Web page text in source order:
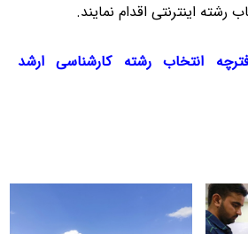
رشته اینترنتی اقدام نمایند.
انتخاب رشته کارشناسی ارشد